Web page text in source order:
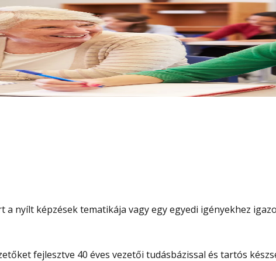
AKADÉMIÁNÁL, A
vállalkozásod bevételét.
nyílt képzések tematikája vagy egy egyedi igényekhez
fejlesztve 40 éves vezetői tudásbázissal és tartós